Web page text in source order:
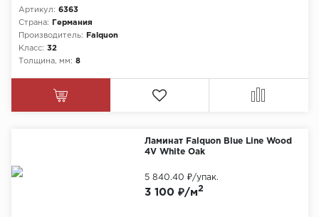
Артикул: 6363
Страна:
Германия
Производитель:
Falquon
Класс: 32
Толщина, мм: 8
Ламинат Falquon Blue Line Wood
4V White Oak
3 100 ₽/м2
5 840.40 ₽/упак.